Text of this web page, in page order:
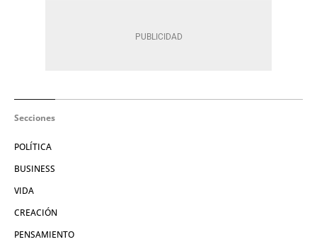
Secciones
POLÍTICA
BUSINESS
VIDA
CREACIÓN
PENSAMIENTO